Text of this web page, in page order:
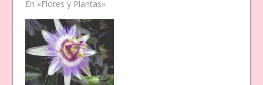
En «Flores y Plantas»